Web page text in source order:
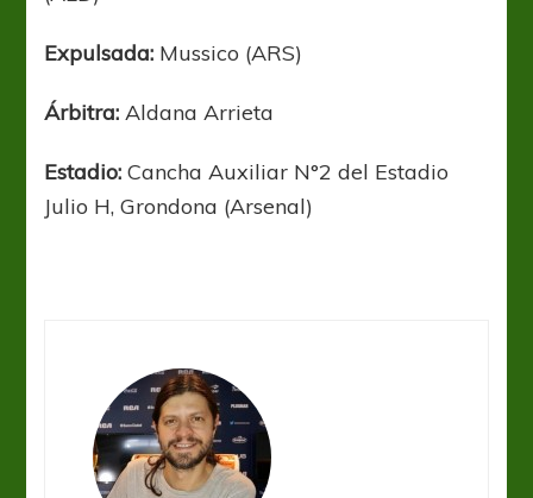
Expulsada: Mussico (ARS)
Árbitra: Aldana Arrieta
Estadio: Cancha Auxiliar N°2 del Estadio
Julio H, Grondona (Arsenal)